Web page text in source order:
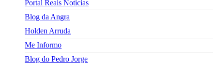
Portal Reais Notí­cias
Blog da Angra
Holden Arruda
Me Informo
Blog do Pedro Jorge